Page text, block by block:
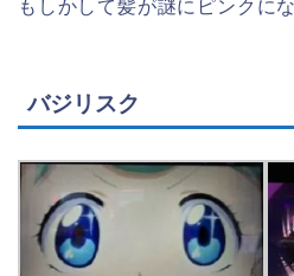
もしかして髪が謎にピンクに
バジリスク